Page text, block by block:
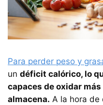
Para perder peso y
un déficit calórico, lo
capaces de oxidar
almacena. A la hora de